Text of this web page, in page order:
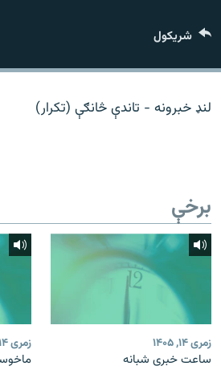
د ازادې اروپا/ ازادي راډيو ټولې پاڼې
شريکول
لنډ خبرونه - تاندې څانګې (تکرار)
برخې
زمری ۱۴, ۱۴۰۵
ساعت خبری شبانه
زمری ۱۴, ۱۴۰۵